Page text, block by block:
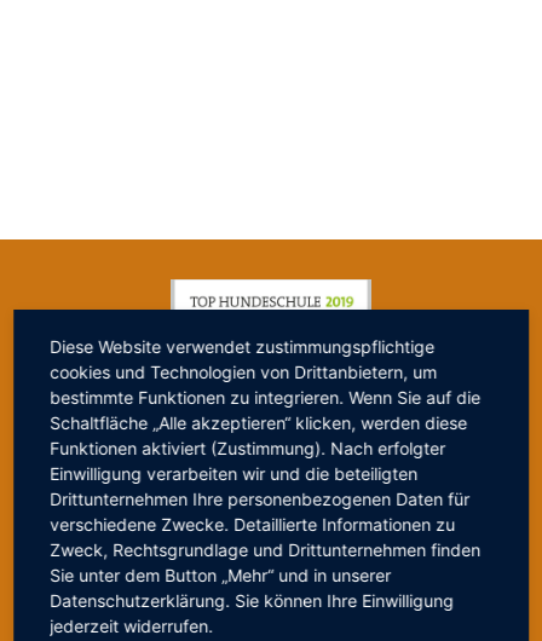
Diese Website verwendet zustimmungspflichtige
cookies und Technologien von Drittanbietern, um
bestimmte Funktionen zu integrieren. Wenn Sie auf die
Schaltfläche „Alle akzeptieren“ klicken, werden diese
Funktionen aktiviert (Zustimmung). Nach erfolgter
Einwilligung verarbeiten wir und die beteiligten
Drittunternehmen Ihre personenbezogenen Daten für
verschiedene Zwecke. Detaillierte Informationen zu
Zweck, Rechtsgrundlage und Drittunternehmen finden
Sie unter dem Button „Mehr“ und in unserer
Datenschutzerklärung. Sie können Ihre Einwilligung
jederzeit widerrufen.